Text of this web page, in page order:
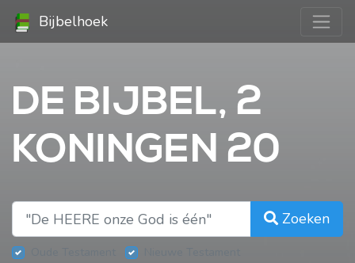
Bijbelhoek
DE BIJBEL, 2
KONINGEN 20
Zoeken